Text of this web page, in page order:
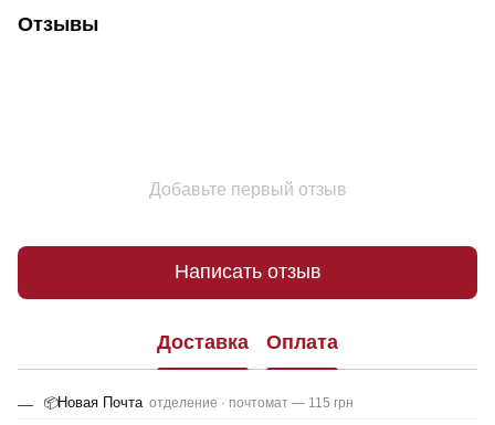
Отзывы
Добавьте первый отзыв
Написать отзыв
Доставка Оплата
📦Новая Почта отделение · почтомат — 115 грн